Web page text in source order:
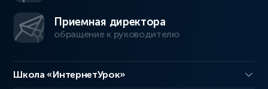
Приемная директора
обращение к руководителю
Школа «ИнтернетУрок»